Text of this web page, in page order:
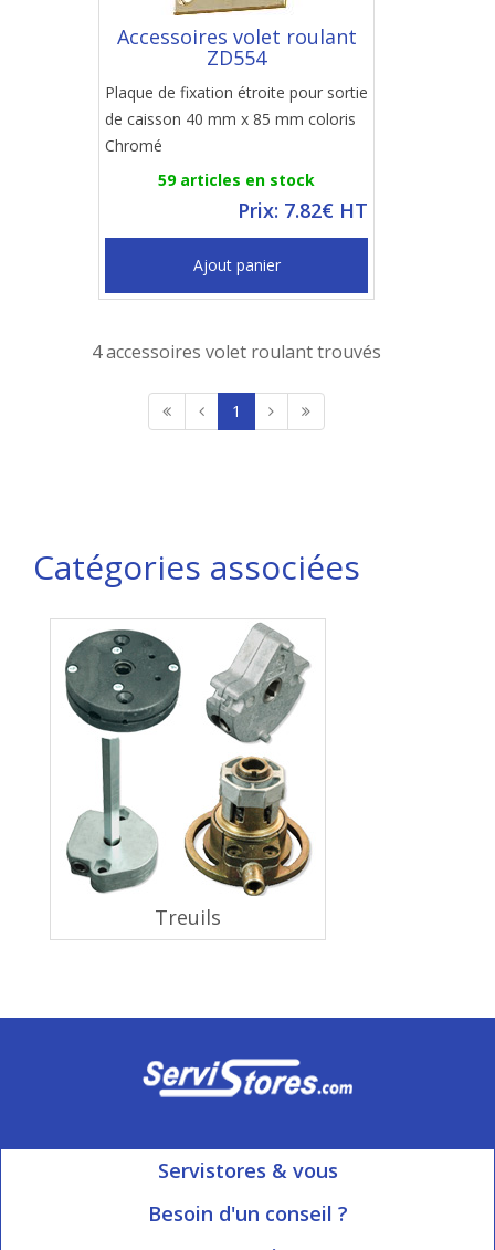
Accessoires volet roulant
ZD554
Plaque de fixation étroite pour sortie
de caisson 40 mm x 85 mm coloris
Chromé
59 articles en stock
Prix: 7.82€ HT
Ajout panier
4 accessoires volet roulant trouvés
1
Catégories associées
Treuils
Servistores & vous
Mon compte
Besoin d'un conseil ?